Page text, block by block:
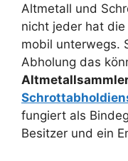
Altmetall und
nicht jeder hat
mobil unterwegs.
Abholung das
fungiert als
Besitzer und ein